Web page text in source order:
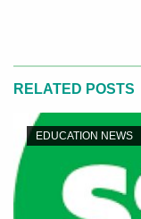
RELATED POSTS
EDUCATION NEWS